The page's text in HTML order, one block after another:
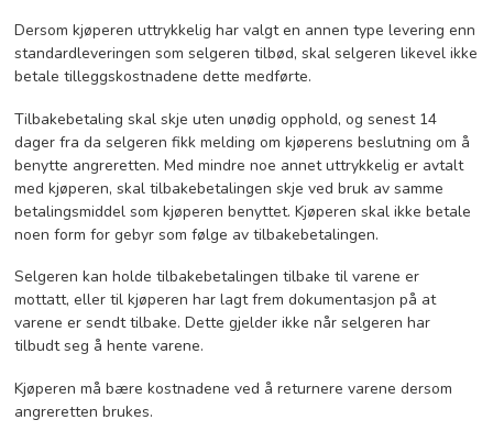
Dersom kjøperen uttrykkelig har valgt en annen type levering enn
standardleveringen som selgeren tilbød, skal selgeren likevel ikke
betale tilleggskostnadene dette medførte.
Tilbakebetaling skal skje uten unødig opphold, og senest 14
dager fra da selgeren fikk melding om kjøperens beslutning om å
benytte angreretten. Med mindre noe annet uttrykkelig er avtalt
med kjøperen, skal tilbakebetalingen skje ved bruk av samme
betalingsmiddel som kjøperen benyttet. Kjøperen skal ikke betale
noen form for gebyr som følge av tilbakebetalingen.
Selgeren kan holde tilbakebetalingen tilbake til varene er
mottatt, eller til kjøperen har lagt frem dokumentasjon på at
varene er sendt tilbake. Dette gjelder ikke når selgeren har
tilbudt seg å hente varene.
Kjøperen må bære kostnadene ved å returnere varene dersom
angreretten brukes.